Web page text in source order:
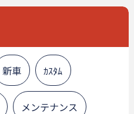
新車 ｶｽﾀﾑ
メンテナンス